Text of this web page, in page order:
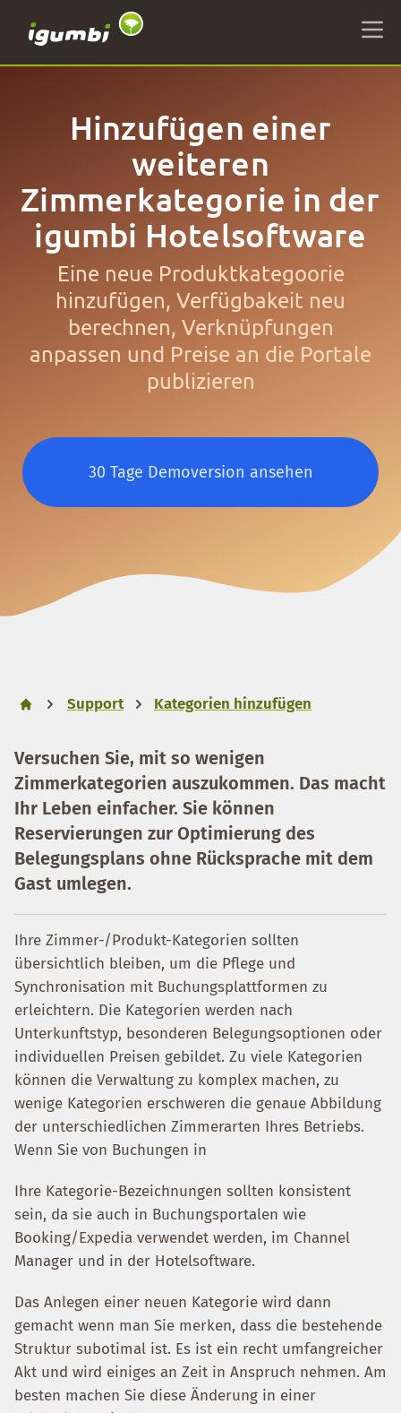
Hinzufügen einer
weiteren
Zimmerkategorie in der
igumbi Hotelsoftware
Eine neue Produktkategoorie
hinzufügen, Verfügbakeit neu
berechnen, Verknüpfungen
anpassen und Preise an die Portale
publizieren
30 Tage Demoversion ansehen
Support Kategorien hinzufügen
Versuchen Sie, mit so wenigen
Zimmerkategorien auszukommen. Das macht
Ihr Leben einfacher. Sie können
Reservierungen zur Optimierung des
Belegungsplans ohne Rücksprache mit dem
Gast umlegen.
Ihre Zimmer-/Produkt-Kategorien sollten
übersichtlich bleiben, um die Pflege und
Synchronisation mit Buchungsplattformen zu
erleichtern. Die Kategorien werden nach
Unterkunftstyp, besonderen Belegungsoptionen oder
individuellen Preisen gebildet. Zu viele Kategorien
können die Verwaltung zu komplex machen, zu
wenige Kategorien erschweren die genaue Abbildung
der unterschiedlichen Zimmerarten Ihres Betriebs.
Wenn Sie von Buchungen in
Ihre Kategorie-Bezeichnungen sollten konsistent
sein, da sie auch in Buchungsportalen wie
Booking/Expedia verwendet werden, im Channel
Manager und in der Hotelsoftware.
Das Anlegen einer neuen Kategorie wird dann
gemacht wenn man Sie merken, dass die bestehende
Struktur subotimal ist. Es ist ein recht umfangreicher
Akt und wird einiges an Zeit in Anspruch nehmen. Am
besten machen Sie diese Änderung in einer